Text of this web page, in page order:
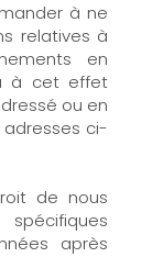
à ne
relatives à
en
à cet effet
ou en
ci-
de nous
après